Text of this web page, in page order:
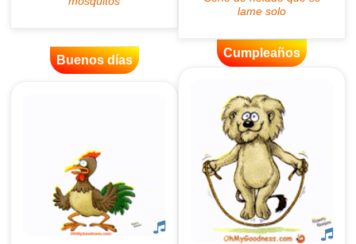
Buenos días
Cumpleaños